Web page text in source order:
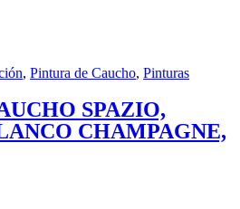
, Pintura de Caucho, Pinturas
SPAZIO,
CHAMPAGNE,